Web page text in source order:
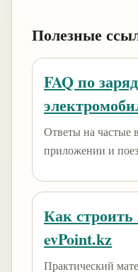
Полезные
FAQ по
Ответы на частые
приложении и
Как
evPoint.kz
Практический